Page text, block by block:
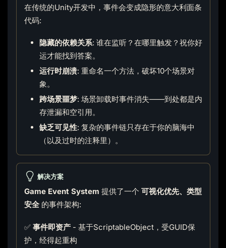
在传统的Unity开发中，事件会变成隐形的意大利面条
代码:
隐藏的依赖关系: 谁在监听？在哪里触发？祝你好
运才能找到答案。
运行时崩溃: 重命名一个方法，破坏10个场景对
象。
跨场景噩梦: 场景卸载时事件消失——到处都是内
存泄漏和空引用。
缺乏可见性: 复杂的事件链只存在于你的脑海中
（以及过时的注释里）。
解决方案
Game Event System 提供了一个 可视化优先、类型
安全的事件架构:
✅ 事件即资产- 基于ScriptableObject，受GUID保
护，经得起重构